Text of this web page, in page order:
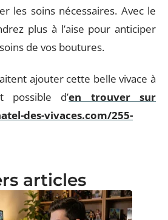
les soins nécessaires. Avec le
plus à l’aise pour anticiper
de vos boutures.
ajouter cette belle vivace à
d’en trouver sur
des-vivaces.com/255-
articles